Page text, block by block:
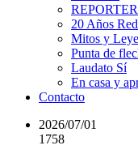
20 Años
Mitos y
Punta de
Laudato Sí
En casa y
Contacto
2026/07/01
1758